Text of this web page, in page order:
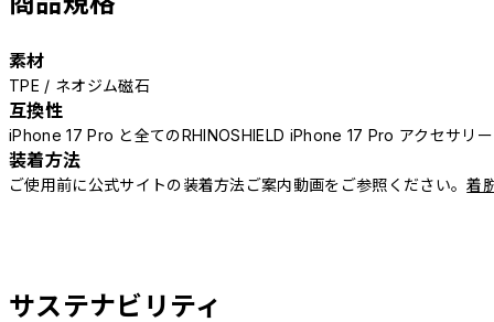
素材
TPE / ネオジム磁石
互換性
iPhone 17 Pro と全てのRHINOSHIELD iPhone 17 Pro アクセサリ
装着方法
ご使用前に公式サイトの装着方法ご案内動画をご参照ください。着
サステナビリティ